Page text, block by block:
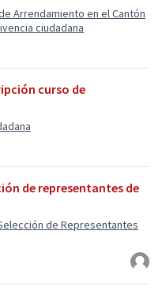
Arrendamiento en el Cantón
ciudadana
curso de
de representantes de
de Representantes